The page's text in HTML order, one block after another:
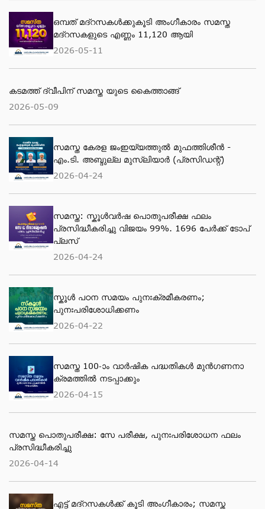
ഒമ്പത് മദ്റസകള്‍ക്കുകൂടി അംഗീകാരം സമസ്ത
മദ്റസകളുടെ എണ്ണം 11,120 ആയി
2026-05-11
കടമത്ത് ദ്വീപിന് സമസ്ത യുടെ കൈത്താങ്ങ്
2026-05-09
സമസ്ത കേരള ജംഇയ്യത്തുല്‍ മുഫത്തിശീന്‍ -
എം.ടി. അബ്ദുല്ല മുസ്‌ലിയാര്‍ (പ്രസിഡന്റ്)
2026-04-24
സമസ്ത: സ്കൂള്‍വര്‍ഷ പൊതുപരീക്ഷ ഫലം
പ്രസിദ്ധീകരിച്ചു വിജയം 99%. 1696 പേര്‍ക്ക് ടോപ്
പ്ലസ്
2026-04-24
സ്കൂള്‍ പഠന സമയം പുനഃക്രമീകരണം;
പുനഃപരിശോധിക്കണം
2026-04-22
സമസ്ത 100-ാം വാര്‍ഷിക പദ്ധതികള്‍ മുന്‍ഗണനാ
ക്രമത്തില്‍ നടപ്പാക്കും
2026-04-15
സമസ്ത പൊതുപരീക്ഷ: സേ പരീക്ഷ, പുനഃപരിശോധന ഫലം
പ്രസിദ്ധീകരിച്ചു
2026-04-14
എട്ട് മദ്റസകള്‍ക്ക് കൂടി അംഗീകാരം; സമസ്ത